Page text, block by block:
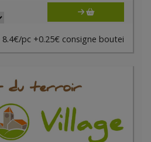
8.4€/pc +0.25€ consigne boutei